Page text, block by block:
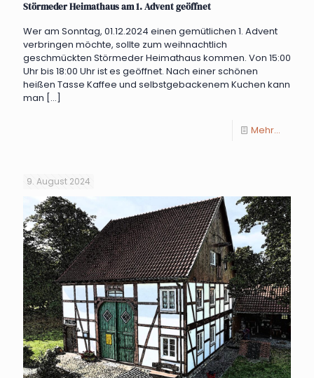
Störmeder Heimathaus am 1. Advent geöffnet
Wer am Sonntag, 01.12.2024 einen gemütlichen 1. Advent
verbringen möchte, sollte zum weihnachtlich
geschmückten Störmeder Heimathaus kommen. Von 15:00
Uhr bis 18:00 Uhr ist es geöffnet. Nach einer schönen
heißen Tasse Kaffee und selbstgebackenem Kuchen kann
man […]
Mehr...
9. August 2024